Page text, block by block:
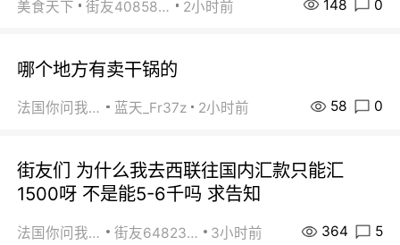
美食天下 街友40858442 2小时前 148 0
哪个地方有卖干锅的
法国你问我答 蓝天_Fr37z 2小时前 58 0
街友们 为什么我去西联往国内汇款只能汇
1500呀 不是能5-6千吗 求告知
法国你问我答 街友64823891 3小时前 364 5